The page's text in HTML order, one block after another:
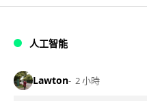
人工智能
Lawton 2 小時